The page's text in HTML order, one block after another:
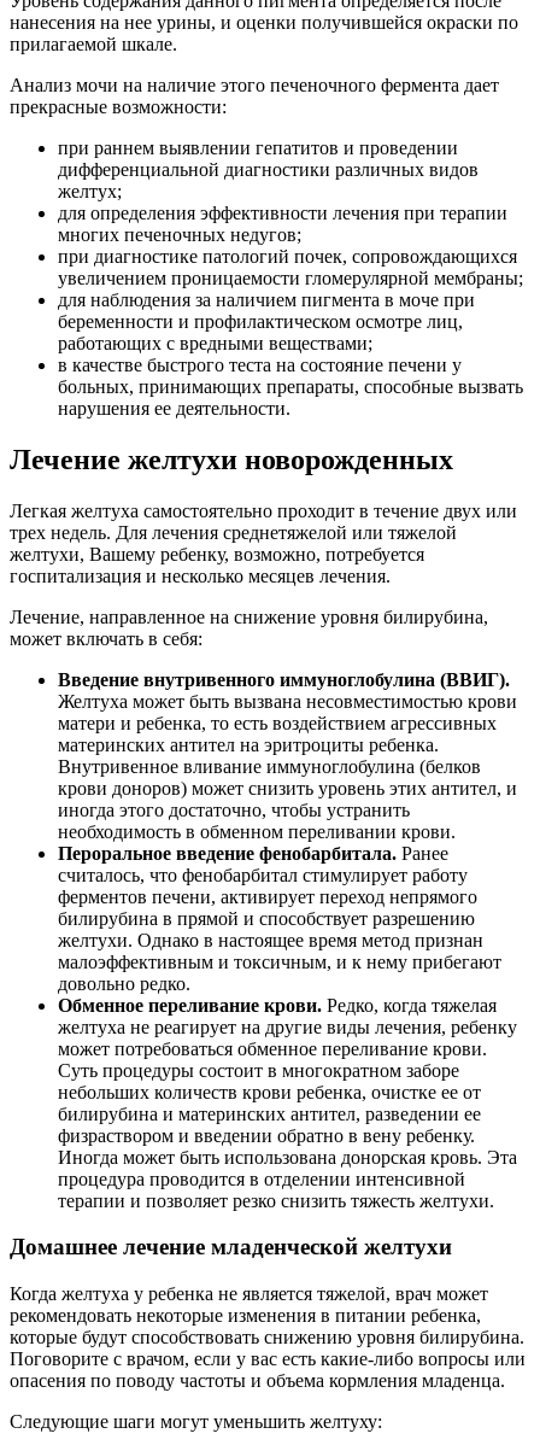
нанесения на нее урины, и оценки получившейся окраски по
прилагаемой шкале.
Анализ мочи на наличие этого печеночного фермента дает
прекрасные возможности:
при раннем выявлении гепатитов и проведении
дифференциальной диагностики различных видов
желтух;
для определения эффективности лечения при терапии
многих печеночных недугов;
при диагностике патологий почек, сопровождающихся
увеличением проницаемости гломерулярной мембраны;
для наблюдения за наличием пигмента в моче при
беременности и профилактическом осмотре лиц,
работающих с вредными веществами;
в качестве быстрого теста на состояние печени у
больных, принимающих препараты, способные вызвать
нарушения ее деятельности.
Лечение желтухи новорожденных
Легкая желтуха самостоятельно проходит в течение двух или
трех недель. Для лечения среднетяжелой или тяжелой
желтухи, Вашему ребенку, возможно, потребуется
госпитализация и несколько месяцев лечения.
Лечение, направленное на снижение уровня билирубина,
может включать в себя:
Введение внутривенного иммуноглобулина (ВВИГ).
Желтуха может быть вызвана несовместимостью крови
матери и ребенка, то есть воздействием агрессивных
материнских антител на эритроциты ребенка.
Внутривенное вливание иммуноглобулина (белков
крови доноров) может снизить уровень этих антител, и
иногда этого достаточно, чтобы устранить
необходимость в обменном переливании крови.
Пероральное введение фенобарбитала. Ранее
считалось, что фенобарбитал стимулирует работу
ферментов печени, активирует переход непрямого
билирубина в прямой и способствует разрешению
желтухи. Однако в настоящее время метод признан
малоэффективным и токсичным, и к нему прибегают
довольно редко.
Обменное переливание крови. Редко, когда тяжелая
желтуха не реагирует на другие виды лечения, ребенку
может потребоваться обменное переливание крови.
Суть процедуры состоит в многократном заборе
небольших количеств крови ребенка, очистке ее от
билирубина и материнских антител, разведении ее
физраствором и введении обратно в вену ребенку.
Иногда может быть использована донорская кровь. Эта
процедура проводится в отделении интенсивной
терапии и позволяет резко снизить тяжесть желтухи.
Домашнее лечение младенческой желтухи
Когда желтуха у ребенка не является тяжелой, врач может
рекомендовать некоторые изменения в питании ребенка,
которые будут способствовать снижению уровня билирубина.
Поговорите с врачом, если у вас есть какие-либо вопросы или
опасения по поводу частоты и объема кормления младенца.
Следующие шаги могут уменьшить желтуху: